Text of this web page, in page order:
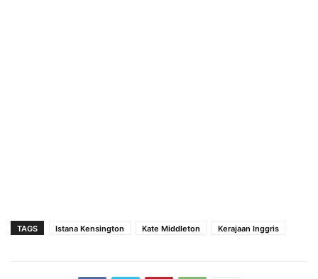
TAGS Istana Kensington Kate Middleton Kerajaan Inggris